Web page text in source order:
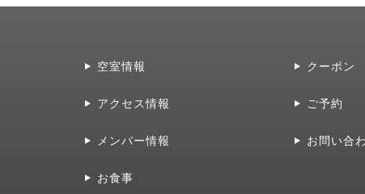
空室情報 クーポン
アクセス情報 ご予約
メンバー情報 お問い合
お食事